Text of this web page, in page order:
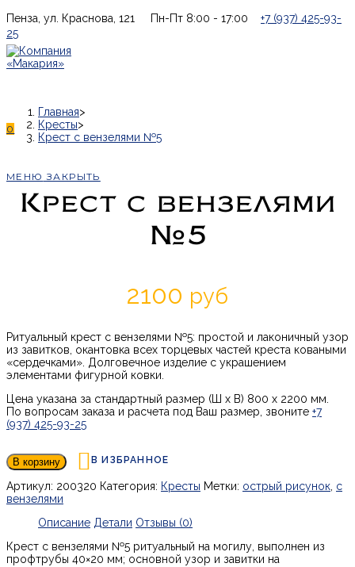
Перейти
к
содержимому
Пенза, ул. Краснова, 121 Пн-Пт 8:00 - 17:00 +7 (937) 425-93-
25
0
МЕНЮ ЗАКРЫТЬ
Главная>
Кресты>
Крест с вензелями №5
Крест с вензелями
№5
2100 руб
Ритуальный крест с вензелями №5: простой и лаконичный узор
из завитков, окантовка всех торцевых частей креста коваными
«сердечками». Долговечное изделие с украшением
элементами фигурной ковки.
Цена указана за стандартный размер (Ш х В) 800 х 2200 мм.
По вопросам заказа и расчета под Ваш размер, звоните +7
(937) 425-93-25
В корзину В ИЗБРАННОЕ
Артикул: 200320 Категория: Кресты Метки: острый рисунок с
вензелями
Описание Детали Отзывы (0)
Крест с вензелями №5 ритуальный на могилу, выполнен из
профтрубы 40×20 мм; основной узор и завитки на